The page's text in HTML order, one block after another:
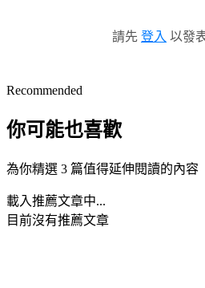
請先 登入 以發
Recommended
你可能也喜歡
為你精選 3 篇值得延伸閱讀的內容
載入推薦文章中...
目前沒有推薦文章